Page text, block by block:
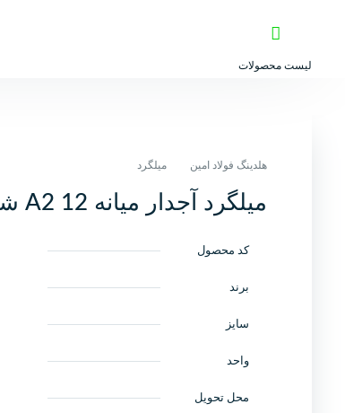
لیست محصولات
هلدینگ فولاد امین میلگرد
میلگرد آجدار میانه 12 A2 شاخه 12 متری کارخانه
کد محصول
برند
سایز
واحد
محل تحویل